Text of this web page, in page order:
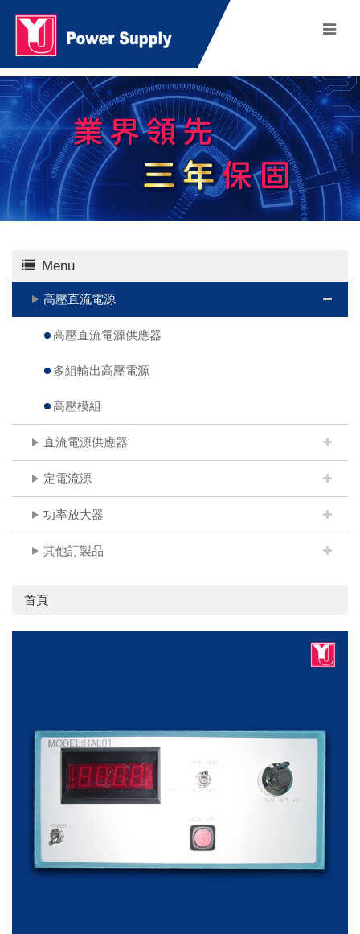
Menu
高壓直流電源
高壓直流電源供應器
多組輸出高壓電源
高壓模組
直流電源供應器
定電流源
功率放大器
其他訂製品
首頁